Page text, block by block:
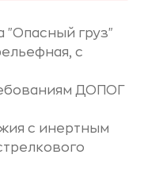
"Опасный груз"
с
ДОПОГ
с инертным